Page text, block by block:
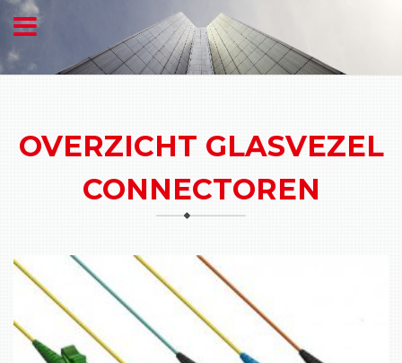
OVERZICHT GLASVEZEL
CONNECTOREN